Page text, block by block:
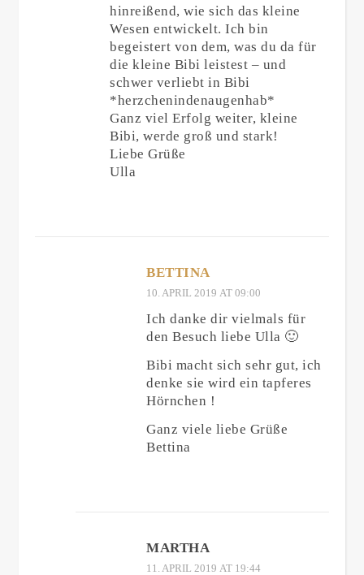
hinreißend, wie sich das kleine
Wesen entwickelt. Ich bin
begeistert von dem, was du da für
die kleine Bibi leistest – und
schwer verliebt in Bibi
*herzchenindenaugenhab*
Ganz viel Erfolg weiter, kleine
Bibi, werde groß und stark!
Liebe Grüße
Ulla
BETTINA
10. APRIL 2019 AT 09:00
Ich danke dir vielmals für
den Besuch liebe Ulla 🙂
Bibi macht sich sehr gut, ich
denke sie wird ein tapferes
Hörnchen !
Ganz viele liebe Grüße
Bettina
MARTHA
11. APRIL 2019 AT 19:44